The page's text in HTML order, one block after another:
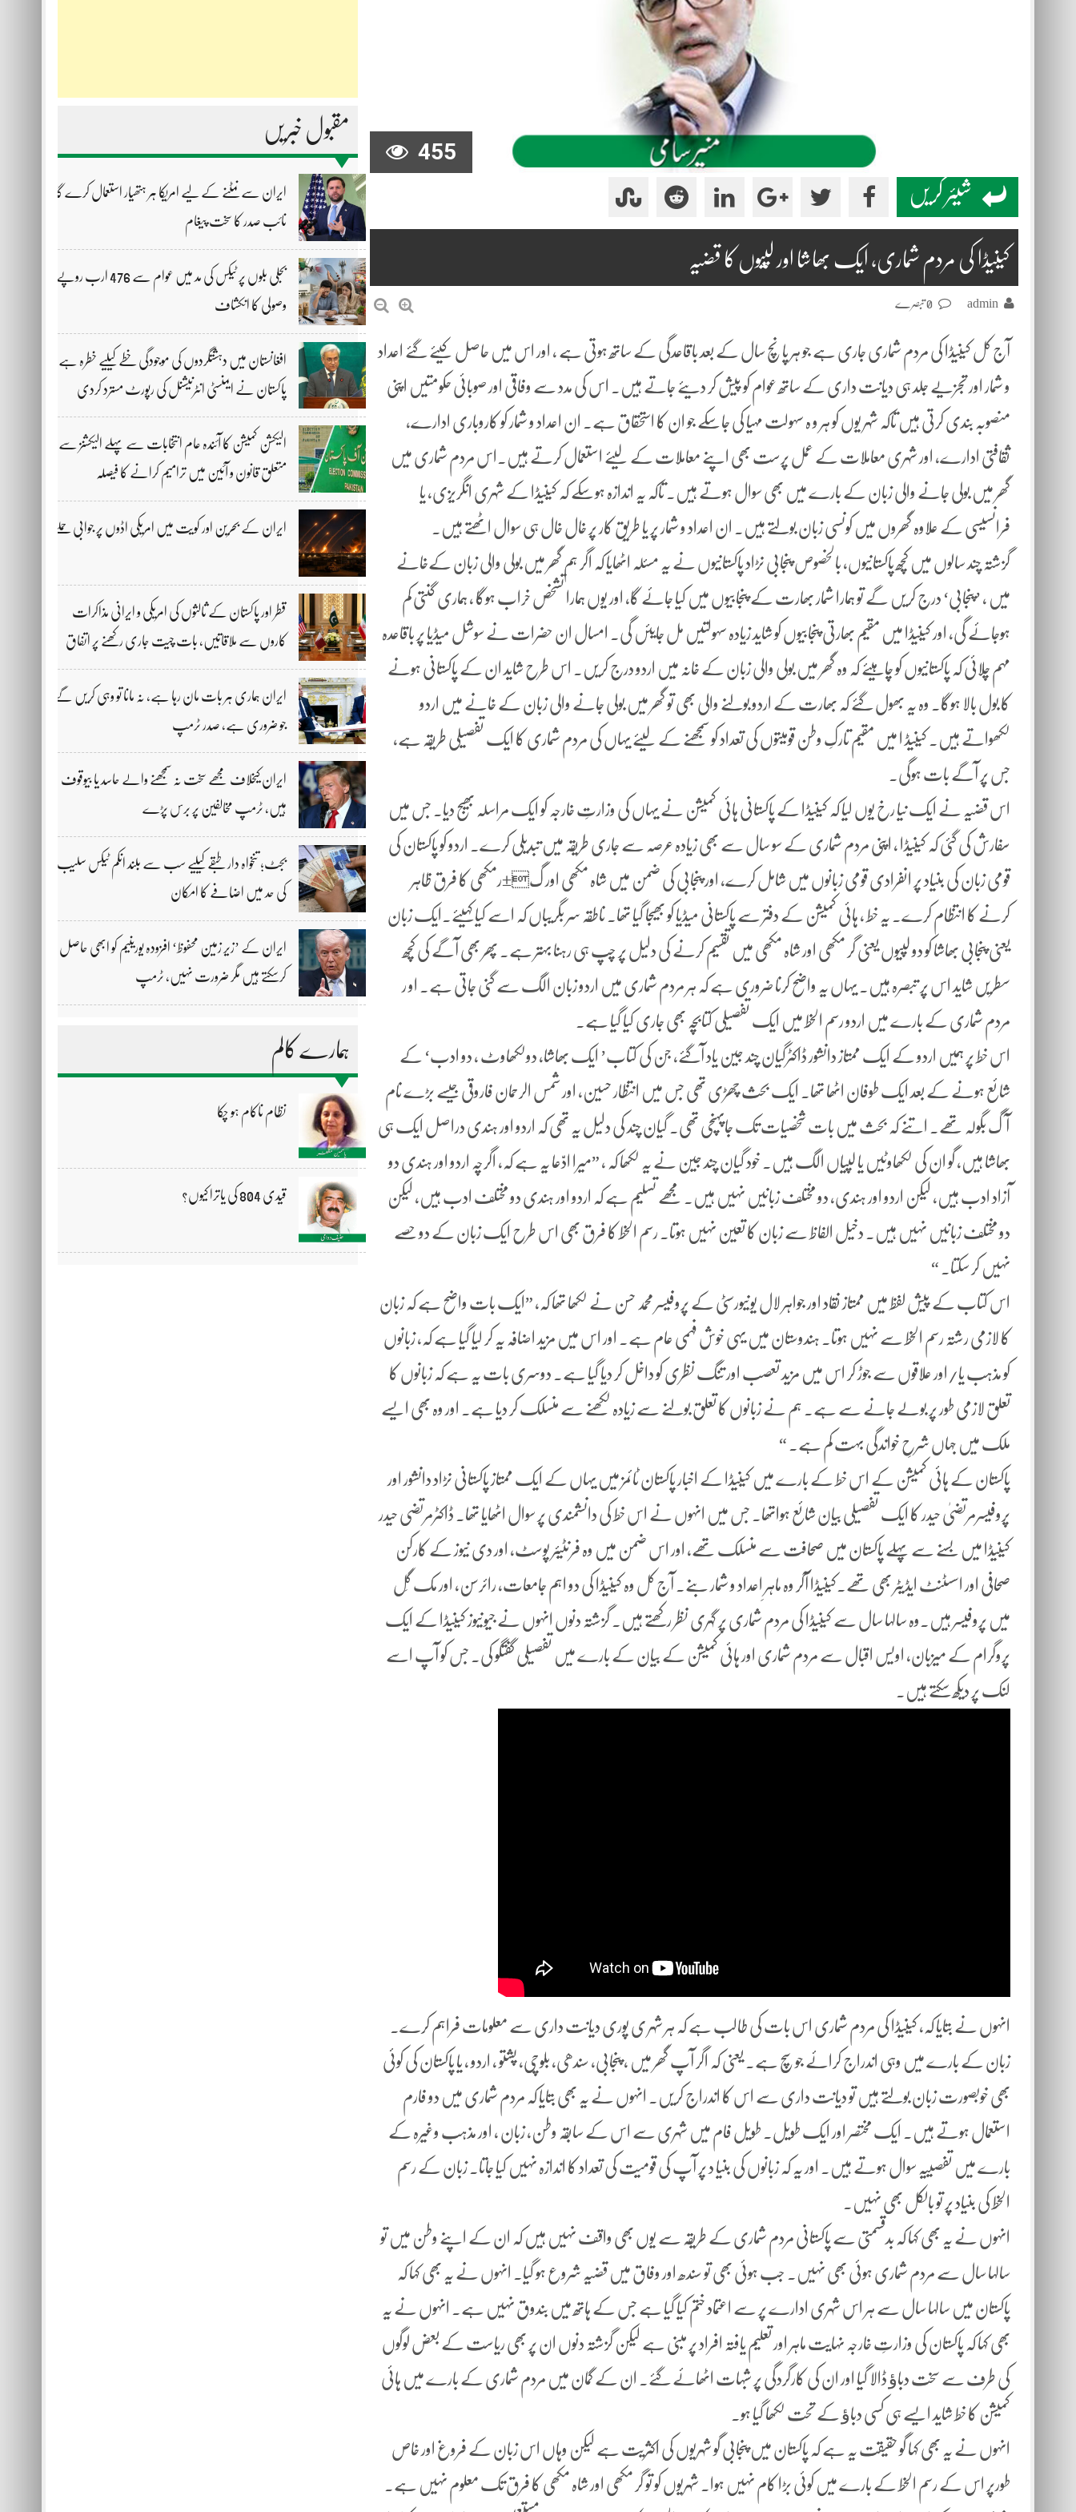
مقبول خبریں
ایران سے نمٹنے کے لیے امریکا ہر ہتھیار استعمال کرے گا،
نائب صدر کا سخت پیغام
بجلی بلوں پر ٹیکس کی مد میں عوام سے 476 ارب روپے
وصولی کا انکشاف
افغانستان میں دہشتگردوں کی موجودگی خطے کیلیے خطرہ ہے،
پاکستان نے ایمنسٹی انٹرنیشنل کی رپورٹ مسترد کردی
الیکشن کمیشن کا آئندہ عام انتخابات سے پہلے الیکشنز سے
متعلق قانون و آئین میں ترامیم کرانے کا فیصلہ
ایران کے بحرین اور کویت میں امریکی اڈوں پر جوابی حملے
قطر اور پاکستان کے ثالثوں کی امریکی و ایرانی مذاکرات
کاروں سے ملاقاتیں، بات چیت جاری رکھنے پر اتفاق
ایران ہماری ہر بات مان رہا ہے، نہ مانا تو وہی کریں گے
جو ضروری ہے، صدر ٹرمپ
ایران کیخلاف مجھے سخت نہ سمجھنے والے حاسد یا بیوقوف
ہیں، ٹرمپ مخالفین پر برس پڑے
بجٹ؛ تنخواہ دار طبقے کیلیے سب سے بلند انکم ٹیکس سلیب
کی حد میں اضافے کا امکان
ایران کے ’زیر زمین محفوظ‘ افزودہ یورینیم کو ابھی حاصل
کرسکتے ہیں مگر ضرورت نہیں، ٹرمپ
ہمارے کالم
نظام ناکام ہو چکا
قیدی 804 کی یاترا کیوں؟
455
شیئر کریں
کینیڈا کی مردم شماری، ایک بھاشا اور لِپّیوں کا قضیہ
admin
آج کل کینیڈا کی مردم شماری جاری ہے جو ہر پانچ سال کے بعد باقاعدگی کے ساتھ ہوتی ہے ، اور اس میں حاصل کیئے گئے اعداد
و شمار اور تجزیے جلد ہی دیانت داری کے ساتھ عوام کو پیش کر دیئے جاتے ہیں۔ اس کی مدد سے وفاقی اور صوبائی حکومتیں اپنی
منصوبہ بندی کرتی ہیں تاکہ شہر یوں کو ہر و ہ سہولت مہیا کی جاسکے جو ان کا استحقاق ہے۔ ان اعداد و شمار کو کاروباری ادارے،
ثقافتی ادارے، اور شہری معاملات کے عمل پرست بھی اپنے معاملات کے لیئے استعمال کرتے ہیں۔اس مردم شماری میں
گھر میں بولی جانے والی زبان کے بارے میں بھی سوال ہوتے ہیں۔ تاکہ یہ اندازہ ہوسکے کہ کینیڈا کے شہری انگریزی، یا
فرانسیسی کے علاوہ گھروں میں کونسی زبان بولتے ہیں۔ ان اعداد و شمار پر یا طریقِ کار پر خال خال ہی سوال اٹھتے ہیں۔
گزشتہ چند سالوں میں کچھ پاکستانیوں، بالخصوص پنجابی نڑاد پاکستانیوں نے یہ مسئلہ اٹھایا کہ اگر ہم گھر میں بولی والی زبان کےخانے
میں ، ’پنجابی‘ درج کریں گے تو ہمارا شمار بھارت کے پنجابیوں میں کیا جائے گا، اور یوں ہمارا تشخص خراب ہوگا ، ہماری گنتی کم
ہوجائے گی، اور کینیڈا میں مقیم بھارتی پنجابیوں کو شاید زیادہ سہولتیں مل جایئں گی۔ امسال ان حضرات نے سوشل میڈیا پر باقاعدہ
مہم چلائی کہ پاکستانیوں کو چاہیئے کہ وہ گھر میں بولی والی زبان کے خانہ میں اردو درج کریں۔ اس طرح شاید ان کے پاکستانی ہونے
کا بول بالا ہوگا۔ وہ یہ بھول گئے کہ بھارت کے اردو بولنے والی بھی تو گھر میں بولی جانے والی زبان کے خانے میں اردو
لکھواتے ہیں۔ کینیڈ ا میں مقیم تارکِ وطن قومیتوں کی تعداد کو سمجھنے کے لیئے یہاں کی مردم شماری کا ایک تفصیلی طریقہ ہے،
جس پر آگے بات ہوگی۔
اس قضیہ نے ایک نیا رخ یوں لیا کہ کینیڈا کے پاکستانی ہائی کمیشن نے یہاں کی وزارتِ خارجہ کو ایک مراسلہ بھیج دیا۔ جس میں
سفارش کی گئی کہ کینیڈا ، اپنی مردم شماری کے سو سال سے بھی زیادہ عرصہ سے جاری طریقہ میں تبدیلی کرے۔ اردو کو پاکستان کی
قومی زبان کی بنیاد پر انفرادی قومی زبانوں میں شامل کرے، اور پنجابی کی ضمن میں شاہ مکھی اور گ±رمکھی کا فرق ظاہر
کرنے کا انتظام کرے۔ یہ خط ، ہائی کمیشن کے دفتر سے پاکستانی میڈیا کو بھیجا گیا تھا۔ ناطقہ سر بگریباں کہ اسے کیا کہیئے۔ایک زبان
یعنی پنجابی بھاشا کو دو لپیوں یعنی گر مکھی اور شاہ مکھی میں تقسیم کرنے کی دلیل پر چپ ہی رہنا بہتر ہے۔ پھر بھی آگے کی کچھ
سطریں شاید اس پر تبصرہ ہیں۔ یہاں یہ واضح کرنا ضروری ہے کہ ہر مردم شماری میں اردو زبان الگ سے گنی جاتی ہے۔ او ر
مردم شماری کے بارے میں اردو رسم الخط میں ایک تفصیلی کتابچہ بھی جاری کیا گیا ہے۔
اس خط پر ہمیں اردو کے ایک ممتاز دانشور ڈاکٹرگیان چند جین یاد آگئے، جن کی کتاب’ ایک بھاشا، دولکھاوٹ ، دو ادب‘ کے
شائع ہونے کے بعد ایک طوفان اٹھا تھا۔ ایک بحث چھڑی تھی جس میں انتظار حسین، اور شمس الرحمان فاروقی جیسے بڑے نام
آگ بگولہ تھے۔ اتنے کہ بحث میں بات شخصیات تک جاپہنچی تھی۔ گیان چند کی دلیل یہ تھی کہ اردو اور ہندی دراصل ایک ہی
بھاشا ہیں، گو ان کی لکھاوٹیں یا لپیاں الگ ہیں۔ خود گیان چند جین نے یہ لکھا کہ ، ”میرا ادّعا یہ ہے کہ، اگرچہ اردو اور ہندی دو
آزاد ادب ہیں، لیکن اردو اور ہندی، دو مختلف زبانیں نہیں ہیں۔ مجھے تسلیم ہے کہ اردو اور ہندی دو مختلف ادب ہیں، لیکن
دو مختلف زبانیں نہیں ہیں۔ دخیل الفاظ سے زبان کا تعین نہیں ہوتا۔ رسم الخط کا فرق بھی اس طرح ایک زبان کے دو حصے
نہیں کر سکتا۔ “
اس کتاب کے پیش لفظ میں ممتاز نقاد اور جواہر لال یونیورسٹی کے پروفیسر محمد حسن نے لکھا تھا کہ، ”ایک بات واضح ہے کہ زبان
کا لازمی رشتہ رسم الخط سے نہیں ہوتا۔ ہندوستان میں یہی خوش فہمی عام ہے۔ اور اس میں مزید اضافہ یہ کر لیا گیا ہے کہ، زبانوں
کو مذہب یا/اور علاقوں سے جوڑ کر اس میں مزید تعصب اور تنگ نظری کو داخل کر دیا گیا ہے۔ دوسری بات یہ ہے کہ زبانوں کا
تعلق لازمی طور پر بولے جانے سے ہے۔ ہم نے زبانوں کا تعلق بولنے سے زیادہ لکھنے سے منسلک کر دیا ہے۔ اور وہ بھی ایسے
ملک میں جہاں شرحِ خواندگی بہت کم ہے۔ “
پاکستان کے ہائی کمیشن کے اس خط کے بارے میں کینیڈا کے اخبار پاکستان ٹائمز میں یہاں کے ایک ممتاز پاکستانی نڑاد دانشور اور
پروفیسرمرتضیٰ حیدر کا ایک تفصیلی بیان شائع ہواتھا۔ جس میں انہوں نے اس خط کی دانشمندی پر سوال اٹھایا تھا۔ ڈاکٹرمرتضی حیدر
کینیڈا میں بسنے سے پہلے پاکستان میں صحافت سے منسلک تھے، اور اس ضمن میں وہ فرنٹیئر پوسٹ، اور دی نیوز کے کارکن
صحافی اور اسسٹنٹ ایڈیٹر بھی تھے۔کینیڈا آکر وہ ماہرِ اعداد و شمار بنے۔ آج کل وہ کینیڈا کی دو اہم جامعات، رائرسن، اور مک گِل
میں پروفیسر ہیں۔وہ سالہا سال سے کینیڈا کی مردم شماری پر گہری نظر رکھتے ہیں۔ گزشتہ دنوں انہوں نے جیونیوز کینیڈا کے ایک
پروگرام کے میزبان، اویس اقبال سے مردم شماری اور ہائی کمیشن کے بیان کے بارے میں تفصیلی گفتگو کی۔ جس کو آپ اسے
لنک پر دیکھ سکتے ہیں۔
انہوں نے بتایا کہ، کینیڈا کی مردم شماری اس بات کی طالب ہے کہ ہر شہر ی پوری دیانت داری سے معلومات فراہم کرے۔
زبان کے بارے میں وہی اندراج کرائے جو سچ ہے۔ یعنی کہ اگر آپ گھر میں ، پنجابی، سندھی، بلوچی، پشتو ، اردو ، یا پاکستان کی کوئی
بھی خوبصورت زبان بولتے ہیں تو دیانت داری سے اس کا اندراج کریں۔ انہوں نے یہ بھی بتایا کہ مردم شماری میں دو فارم
استعمال ہوتے ہیں۔ ایک مختصر اور ایک طویل۔ طویل فام میں شہری سے اس کے سابقہ وطن، زبان ، اور مذہب وغیرہ کے
بارے میں تفصییہ سوال ہوتے ہیں۔ اور یہ کہ زبانوں کی بنیا د پر آپ کی قومیت کی تعداد کا اندازہ نہیں کیا جاتا۔ زبان کے رسم
الخط کی بنیاد پر تو بالکل بھی نہیں۔
انہوں نے یہ بھی کہا کہ بدقسمتی سے پاکستانی مردم شماری کے طریقہ سے یوں بھی واقف نہیں ہیں کہ ان کے اپنے وطن میں تو
سالہا سال سے مردم شماری ہوئی بھی نہیں۔ جب ہوئی بھی تو سندھ اور وفاق میں قضیہ شروع ہو گیا۔ انہوں نے یہ بھی کہا کہ
پاکستان میں سالہا سال سے ہر اس شہری ادارے پر سے اعتماد ختم کیا گیا ہے جس کے ہاتھ میں بندوق نہیں ہے۔ انہوں نے یہ
بھی کہا کہ پاکستان کی وزارتِ خارجہ نہایت ماہر اور تعلیم یافتہ افراد پر مبنی ہے لیکن گزشتہ دنوں ان پر بھی ریاست کے بعض لوگوں
کی طرف سے سخت دباﺅ ڈالا گیا اور ان کی کارگردگی پر شبہات اٹھائے گئے۔ ان کے گمان میں مردم شماری کے بارے میں ہائی
کمیشن کا خط شاید ایسے ہی کسی دباﺅ کے تحت لکھا گیا ہو۔
انہوں نے یہ بھی کہا گو حقیقت یہ ہے کہ پاکستان میں پنجابی گو شہریوں کی اکثریت ہے لیکن وہاں اس زبان کے فروغ اور خاص
طورپر اس کے رسم الخط کے بارے میں کوئی بڑا کام نہیں ہوا۔ شہریوں کو تو گر مکھی اور شاہ مکھی کا فرق تک معلوم نہیں ہے۔